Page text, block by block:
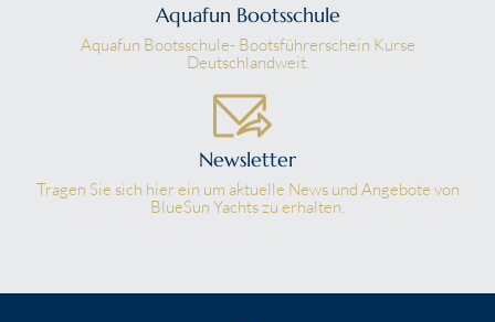
Aquafun Bootsschule
Aquafun Bootsschule- Bootsführerschein Kurse
Deutschlandweit.
Newsletter
Tragen Sie sich hier ein um aktuelle News und Angebote von
BlueSun Yachts zu erhalten.